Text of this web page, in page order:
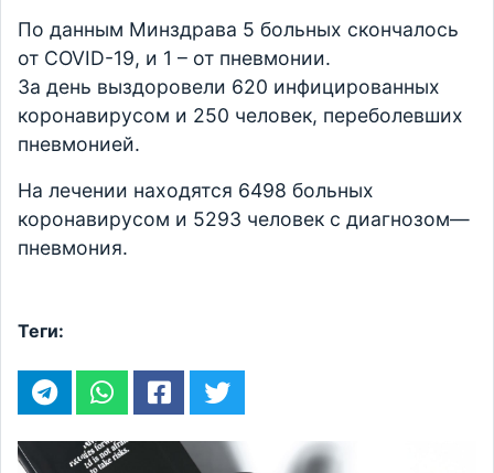
По данным Минздрава 5 больных скончалось
от COVID-19, и 1 – от пневмонии.
За день выздоровели 620 инфицированных
коронавирусом и 250 человек, переболевших
пневмонией.
На лечении находятся 6498 больных
коронавирусом и 5293 человек с диагнозом—
пневмония.
Теги: